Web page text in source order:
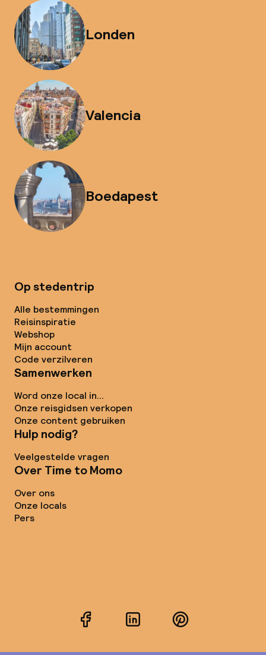
Londen
Valencia
Boedapest
Op stedentrip
Alle bestemmingen
Reisinspiratie
Webshop
Mijn account
Code verzilveren
Samenwerken
Word onze local in...
Onze reisgidsen verkopen
Onze content gebruiken
Hulp nodig?
Veelgestelde vragen
Over Time to Momo
Over ons
Onze locals
Pers
FacebookLinkedInPinterest